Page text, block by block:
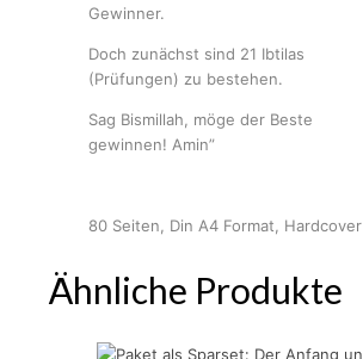
Gewinner.
Doch zunächst sind 21 Ibtilas
(Prüfungen) zu bestehen.
Sag Bismillah, möge der Beste
gewinnen! Amin”
80 Seiten, Din A4 Format, Hardcover
Ähnliche Produkte